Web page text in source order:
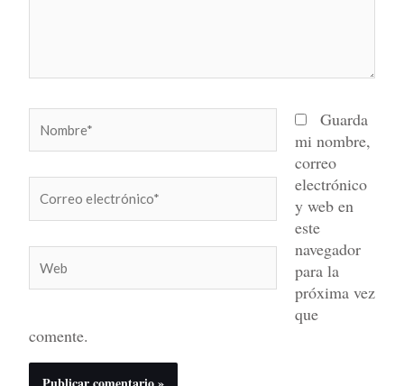
electrónico*
Guarda
mi nombre,
correo
electrónico
y web en
este
navegador
para la
próxima vez
que
comente.